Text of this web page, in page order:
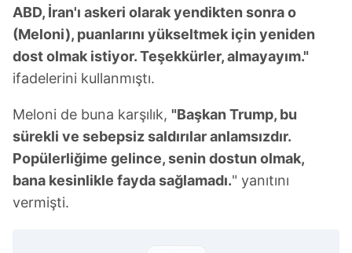
ABD, İran'ı askeri olarak yendikten sonra o
(Meloni), puanlarını yükseltmek için yeniden
dost olmak istiyor. Teşekkürler, almayayım."
ifadelerini kullanmıştı.
Meloni de buna karşılık, "Başkan Trump, bu
sürekli ve sebepsiz saldırılar anlamsızdır.
Popülerliğime gelince, senin dostun olmak,
bana kesinlikle fayda sağlamadı." yanıtını
vermişti.